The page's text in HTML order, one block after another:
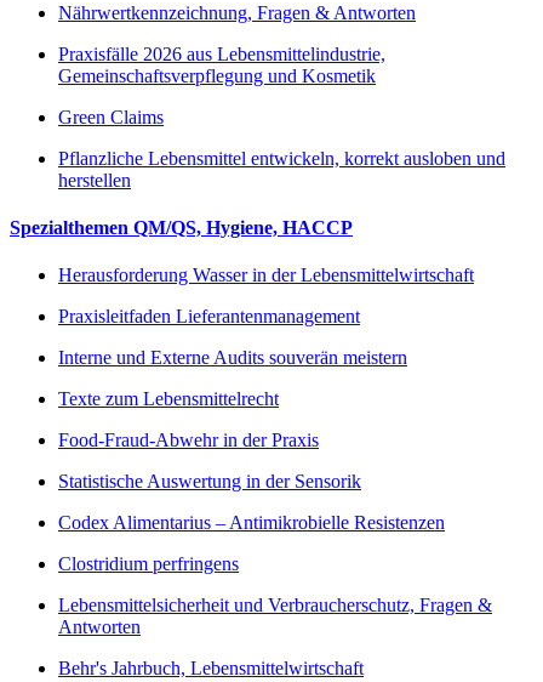
Nährwertkennzeichnung, Fragen & Antworten
Praxisfälle 2026 aus Lebensmittelindustrie,
Gemeinschaftsverpflegung und Kosmetik
Green Claims
Pflanzliche Lebensmittel entwickeln, korrekt ausloben und
herstellen
Spezialthemen QM/QS, Hygiene, HACCP
Herausforderung Wasser in der Lebensmittelwirtschaft
Praxisleitfaden Lieferantenmanagement
Interne und Externe Audits souverän meistern
Texte zum Lebensmittelrecht
Food-Fraud-Abwehr in der Praxis
Statistische Auswertung in der Sensorik
Codex Alimentarius – Antimikrobielle Resistenzen
Clostridium perfringens
Lebensmittelsicherheit und Verbraucherschutz, Fragen &
Antworten
Behr's Jahrbuch, Lebensmittelwirtschaft